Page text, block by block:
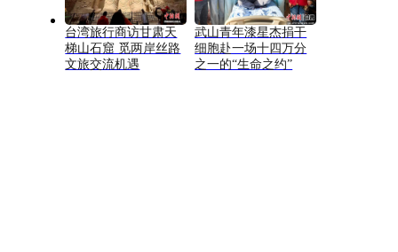
台湾旅行商访甘肃天
梯山石窟 觅两岸丝路
文旅交流机遇
武山青年漆星杰捐干
细胞赴一场十四万分
之一的“生命之约”